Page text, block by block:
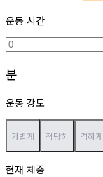
운동 시간
분
운동 강도
가볍게 적당히 격하게
현재 체중